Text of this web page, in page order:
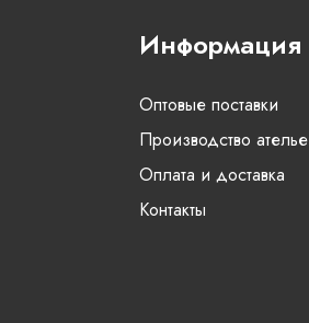
Информация
Оптовые поставки
Производство ателье
Оплата и доставка
Контакты